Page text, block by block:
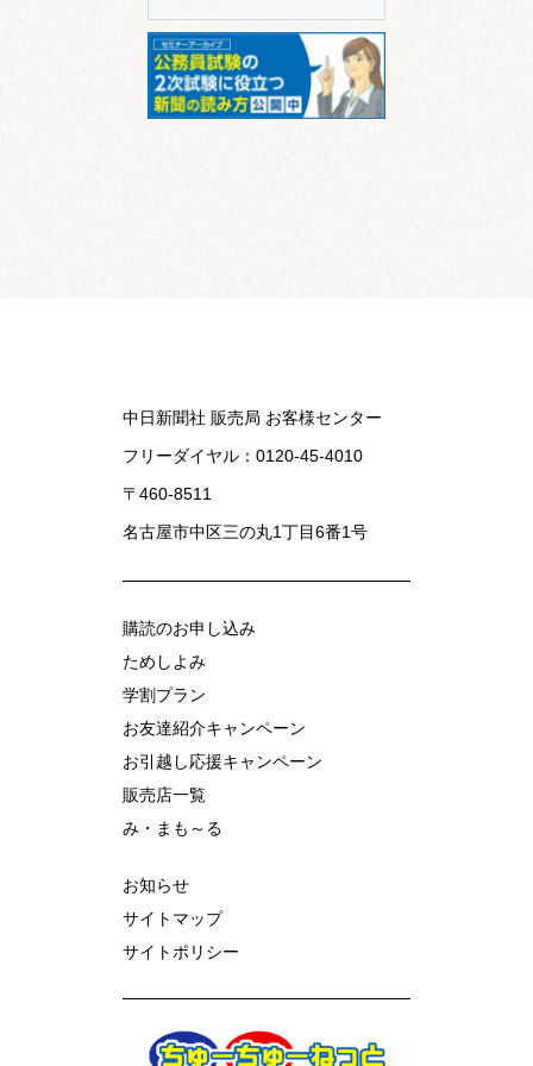
中日新聞社 販売局 お客様センター
フリーダイヤル： 0120-45-4010
〒460-8511
名古屋市中区三の丸1丁目6番1号
購読のお申し込み
ためしよみ
学割プラン
お友達紹介キャンペーン
お引越し応援キャンペーン
販売店一覧
み・まも～る
お知らせ
サイトマップ
サイトポリシー